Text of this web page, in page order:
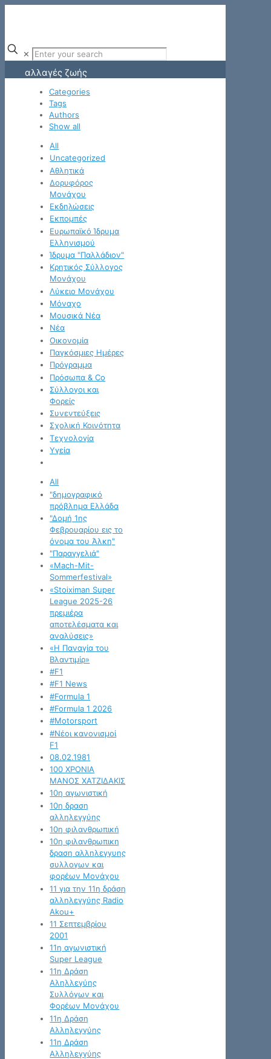
✕
αλλαγές ζωής
Categories
Tags
Authors
Show all
All
Uncategorized
Αθλητικά
Δορυφόρος
Μονάχου
Εκδηλώσεις
Εκπομπές
Ευρωπαϊκό Ίδρυμα
Ελληνισμού
Ίδρυμα "Παλλάδιον"
Κρητικός Σύλλογος
Μονάχου
Λύκειο Μονάχου
Μόναχο
Μουσικά Νέα
Νέα
Οικονομία
Παγκόσμιες Ημέρες
Πρόγραμμα
Πρόσωπα & Co
Σύλλογοι και
Φορείς
Συνεντεύξεις
Σχολική Κοινότητα
Τεχνολογία
Υγεία
All
"δημογραφικό
πρόβλημα Ελλάδα
"Δομή 1ης
Φεβρουαρίου εις το
όνομα του Άλκη"
"Παραγγελιά"
«Mach-Mit-
Sommerfestival»
«Stoiximan Super
League 2025-26
πρεμιέρα
αποτελέσματα και
αναλύσεις»
«Η Παναγία του
Βλαντιμίρ»
#F1
#F1 News
#Formula 1
#Formula 1 2026
#Motorsport
#Νέοι κανονισμοί
F1
08.02.1981
100 ΧΡΟΝΙΑ
ΜΑΝΟΣ ΧΑΤΖΙΔΑΚΙΣ
10η αγωνιστική
10η δραση
αλληλεγγύης
10η φιλανθρωπική
10η φιλανθρωπικη
δραση αλληλεγγυης
συλλογων και
φορέων Μονάχου
11 για την 11η δράση
αλληλεγγύης Radio
Akou+
11 Σεπτεμβρίου
2001
11η αγωνιστική
Super League
11η Δράση
Αληλλεγύης
Συλλόγων και
Φορέων Μονάχου
11η Δράση
Αλληλεγγύης
11η Δράση
Αλληλεγγύης